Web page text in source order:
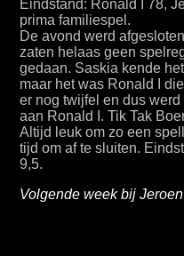
Eindstand: Ronald I 78,
prima familiespel.
De avond werd
zaten helaas geen
gedaan. Saskia kende
maar het was Ronald I
er nog twijfel en dus
aan Ronald I. Tik Tak
Altijd leuk om zo een
tijd om af te sluiten.
9,5.
Volgende week bij